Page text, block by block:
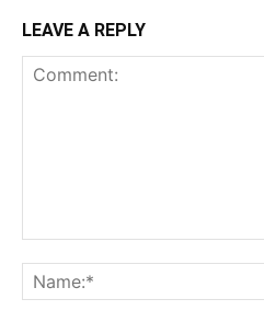
LEAVE A REPLY